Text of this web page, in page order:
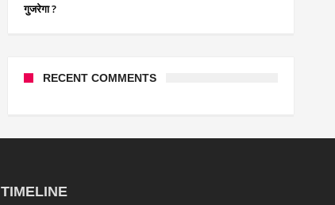
गुजरेगा ?
RECENT COMMENTS
TIMELINE